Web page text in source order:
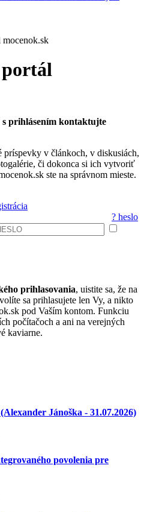
portál
prihlásením kontaktujte
príspevky v článkoch, v diskusiách,
či dokonca si ich vytvoriť
ste na správnom mieste.
? heslo
prihlasovania, uistite sa, že na
sa prihlasujete len Vy, a nikto
pod Vaším kontom. Funkciu
počítačoch a ani na verejných
kaviarne.
Jánoška - 31.07.2026)
povolenia pre